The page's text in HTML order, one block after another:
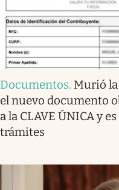
Documentos. Murió la
el nuevo documento
a la CLAVE ÚNICA y
trámites